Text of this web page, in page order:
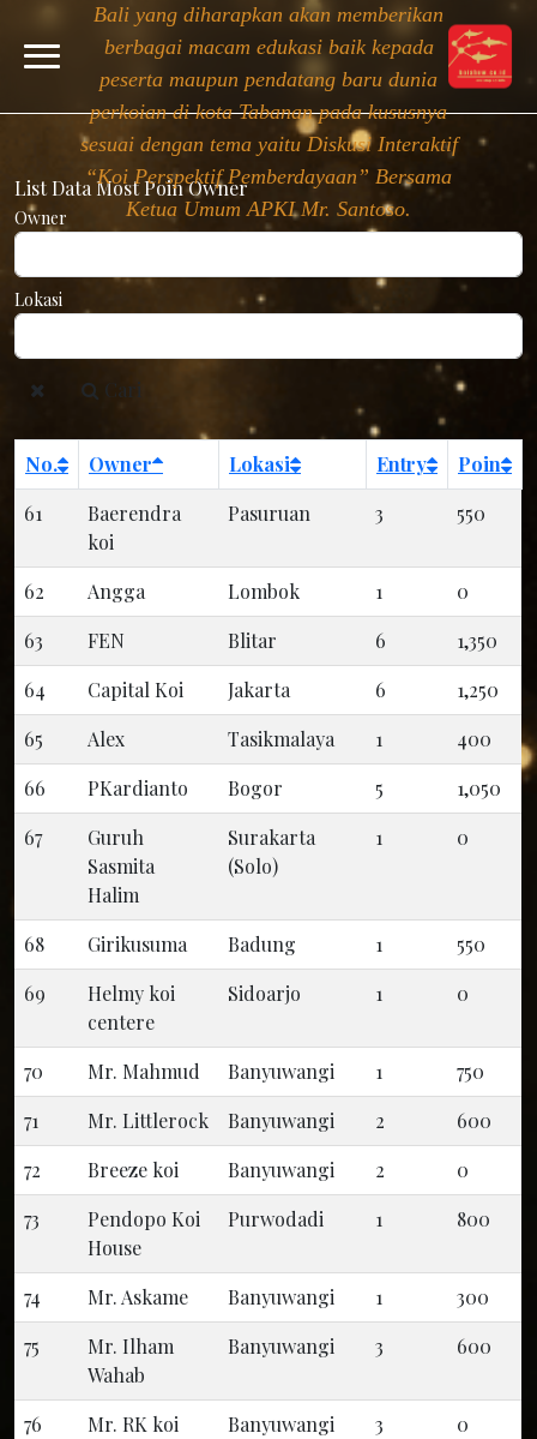
Bali yang diharapkan akan memberikan
berbagai macam edukasi baik kepada
peserta maupun pendatang baru dunia
perkoian di kota Tabanan pada kususnya
sesuai dengan tema yaitu Diskusi Interaktif
“Koi Perspektif Pemberdayaan” Bersama
Ketua Umum APKI Mr. Santoso.
List Data Most Poin Owner
Owner
Lokasi
Cari
No. Owner Lokasi Entry
Poin
61
Baerendra
koi
Pasuruan 3 550
62 Angga Lombok 1
0
63
FEN Blitar 6
1,350
64
Capital Koi Jakarta 6
1,250
65
Alex Tasikmalaya 1
400
66
PKardianto Bogor 5
1,050
67
Guruh
Sasmita
Halim
Surakarta
(Solo)
1 0
68 Girikusuma Badung 1
550
69
Helmy koi
centere
Sidoarjo 1 0
70 Mr. Mahmud Banyuwangi 1
750
71
Mr. Littlerock Banyuwangi 2
600
72
Breeze koi Banyuwangi 2
0
73
Pendopo Koi
House
Purwodadi 1 800
74 Mr. Askame Banyuwangi 1
300
75
Mr. Ilham
Wahab
Banyuwangi 3 600
76 Mr. RK koi Banyuwangi 3
0